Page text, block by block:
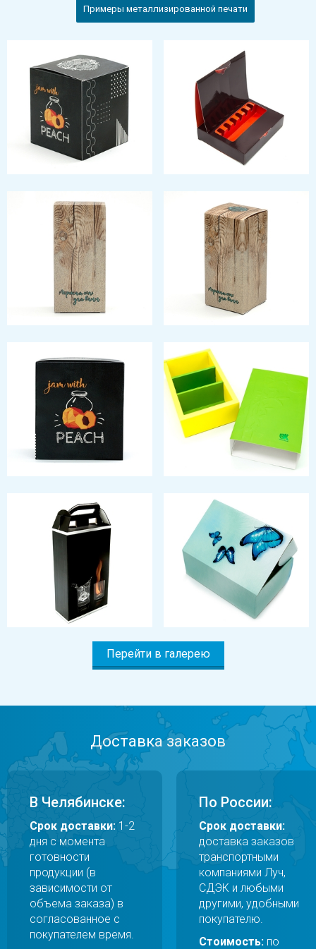
Примеры металлизированной печати
Перейти в галерею
Доставка заказов
В Челябинске:
Срок доставки: 1-2
дня с момента
готовности
продукции (в
зависимости от
объема заказа) в
согласованное с
покупателем время.
По России:
Срок доставки:
доставка заказов
транспортными
компаниями Луч,
СДЭК и любыми
другими, удобными
покупателю.
Стоимость: по